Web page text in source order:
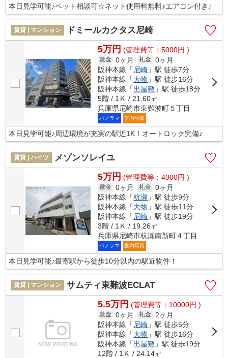
本日見学可能♪ペット相談可☆ネット使用料無料♪エアコン付き♪
賃貸 | マンション ドミールカクタス尼崎
5万円 (管理費等：5000円 )
敷金 0ヶ月 礼金 0ヶ月
阪神本線「 尼崎 」駅 徒歩7分
阪神本線「大物 」駅 徒歩16分
阪神本線「出屋敷 」駅 徒歩18分
5階 / 1Ｋ / 21.60㎡
兵庫県尼崎市東難波町５丁目
パノラマ 室内写真
本日見学可能♪周辺環境が充実の駅近1K！オートロック完備♪
賃貸 | ハイツ メゾンソレイユ
5万円 (管理費等：4000円 )
敷金 0ヶ月 礼金 0ヶ月
阪神本線「杭瀬 」駅 徒歩9分
阪神本線「大物 」駅 徒歩11分
阪神本線「 尼崎 」駅 徒歩19分
3階 / 1Ｋ / 19.26㎡
兵庫県尼崎市杭瀬南新町４丁目
パノラマ 室内写真
本日見学可能♪最寄駅から徒歩10分以内の駅近物件！
賃貸 | マンション サムティ東難波ECLAT
5.5万円 (管理費等：10000円 )
敷金 0ヶ月 礼金
2ヶ月
阪神本線「尼崎 」駅 徒歩5分
阪神本線「大物 」駅 徒歩16分
阪神本線「出屋敷 」駅 徒歩19分
12階 / 1Ｋ / 24.14㎡